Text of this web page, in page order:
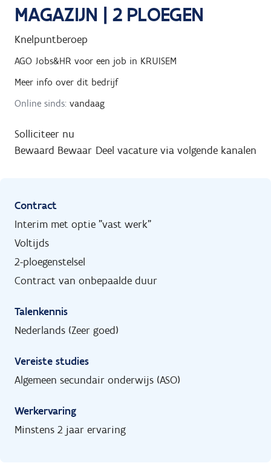
MAGAZIJN | 2 PLOEGEN
Knelpuntberoep
AGO Jobs&HR voor een job in KRUISEM
Meer info over dit bedrijf
Online sinds: vandaag
Solliciteer nu
Bewaard Bewaar Deel vacature via volgende kanalen
Contract
Interim met optie "vast werk"
Voltijds
2-ploegenstelsel
Contract van onbepaalde duur
Talenkennis
Nederlands (Zeer goed)
Vereiste studies
Algemeen secundair onderwijs (ASO)
Werkervaring
Minstens 2 jaar ervaring